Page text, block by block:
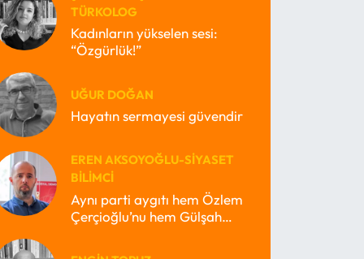
TÜRKOLOG
Kadınların yükselen sesi:
“Özgürlük!”
UĞUR DOĞAN
Hayatın sermayesi güvendir
EREN AKSOYOĞLU-SIYASET
BILIMCI
Aynı parti aygıtı hem Özlem
Çerçioğlu’nu hem Gülşah